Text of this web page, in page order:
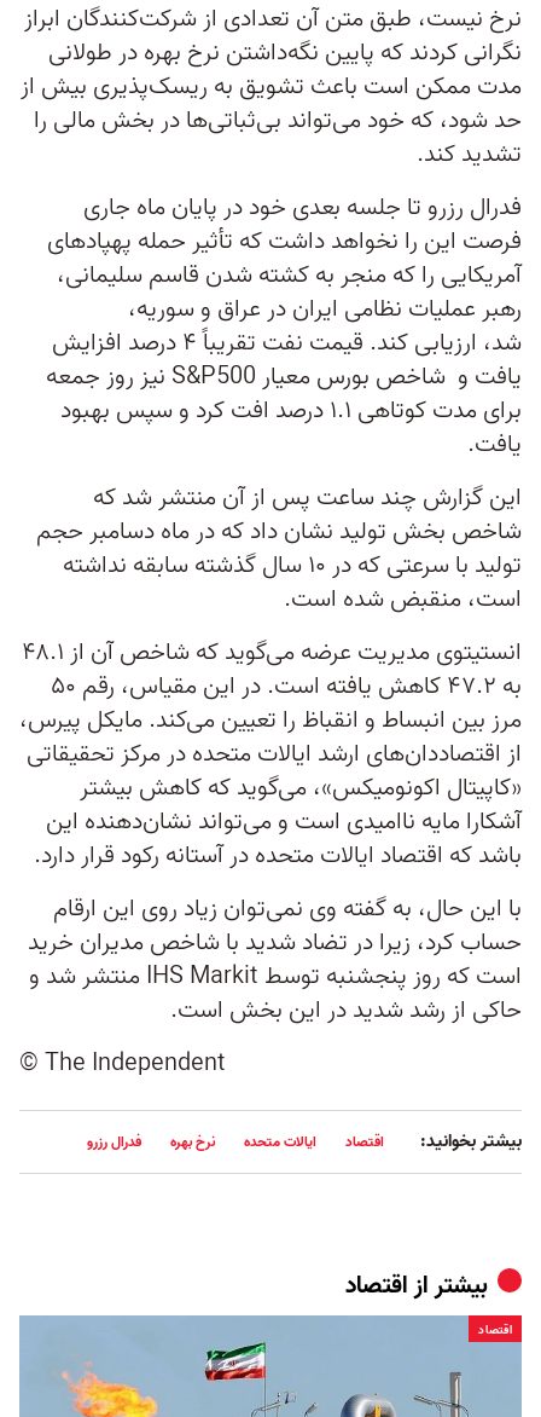
نرخ نیست، طبق متن آن تعدادی از شرکت‌کنندگان ابراز
نگرانی کردند که پایین نگه‌داشتن نرخ بهره در طولانی
مدت ممکن است باعث تشویق به ریسک‌پذیری بیش از
حد شود، که خود می‌تواند بی‌ثباتی‌ها در بخش مالی را
تشدید کند.
فدرال رزرو تا جلسه بعدی خود در پایان ماه جاری
فرصت این را نخواهد داشت که تأثیر حمله پهپادهای
آمریکایی را که منجر به کشته شدن قاسم سلیمانی،
رهبر عملیات نظامی ایران در عراق و سوریه،
شد، ارزیابی کند. قیمت نفت تقریباً ۴ درصد افزایش
یافت و شاخص بورس معیار S&P500 نیز روز جمعه
برای مدت کوتاهی ۱.۱ درصد افت کرد و سپس بهبود
یافت.
این گزارش چند ساعت پس از آن منتشر شد که
شاخص بخش تولید نشان داد که در ماه دسامبر حجم
تولید با سرعتی که در ۱۰ سال گذشته سابقه نداشته
است، منقبض شده است.
انستیتوی مدیریت عرضه می‌گوید که شاخص آن از ۴۸.۱
به ۴۷.۲ کاهش یافته است. در این مقیاس، رقم ۵۰
مرز بین انبساط و انقباظ را تعیین می‌کند. مایکل پیرس،
از اقتصاددان‌های ارشد ایالات متحده در مرکز تحقیقاتی
«کاپیتال اکونومیکس»، می‌گوید که کاهش بیشتر
آشکارا مایه ناامیدی است و می‌تواند نشان‌دهنده این
باشد که اقتصاد ایالات متحده در آستانه رکود قرار دارد.
با این حال، به گفته وی نمی‌توان زیاد روی این ارقام
حساب کرد، زیرا در تضاد شدید با شاخص مدیران خرید
است که روز پنجشنبه توسط IHS Markit منتشر شد و
حاکی از رشد شدید در این بخش است.
© The Independent
بیشتر بخوانید: اقتصاد ایالات متحده نرخ بهره فدرال رزرو
بیشتر ازاقتصاد
اقتصاد